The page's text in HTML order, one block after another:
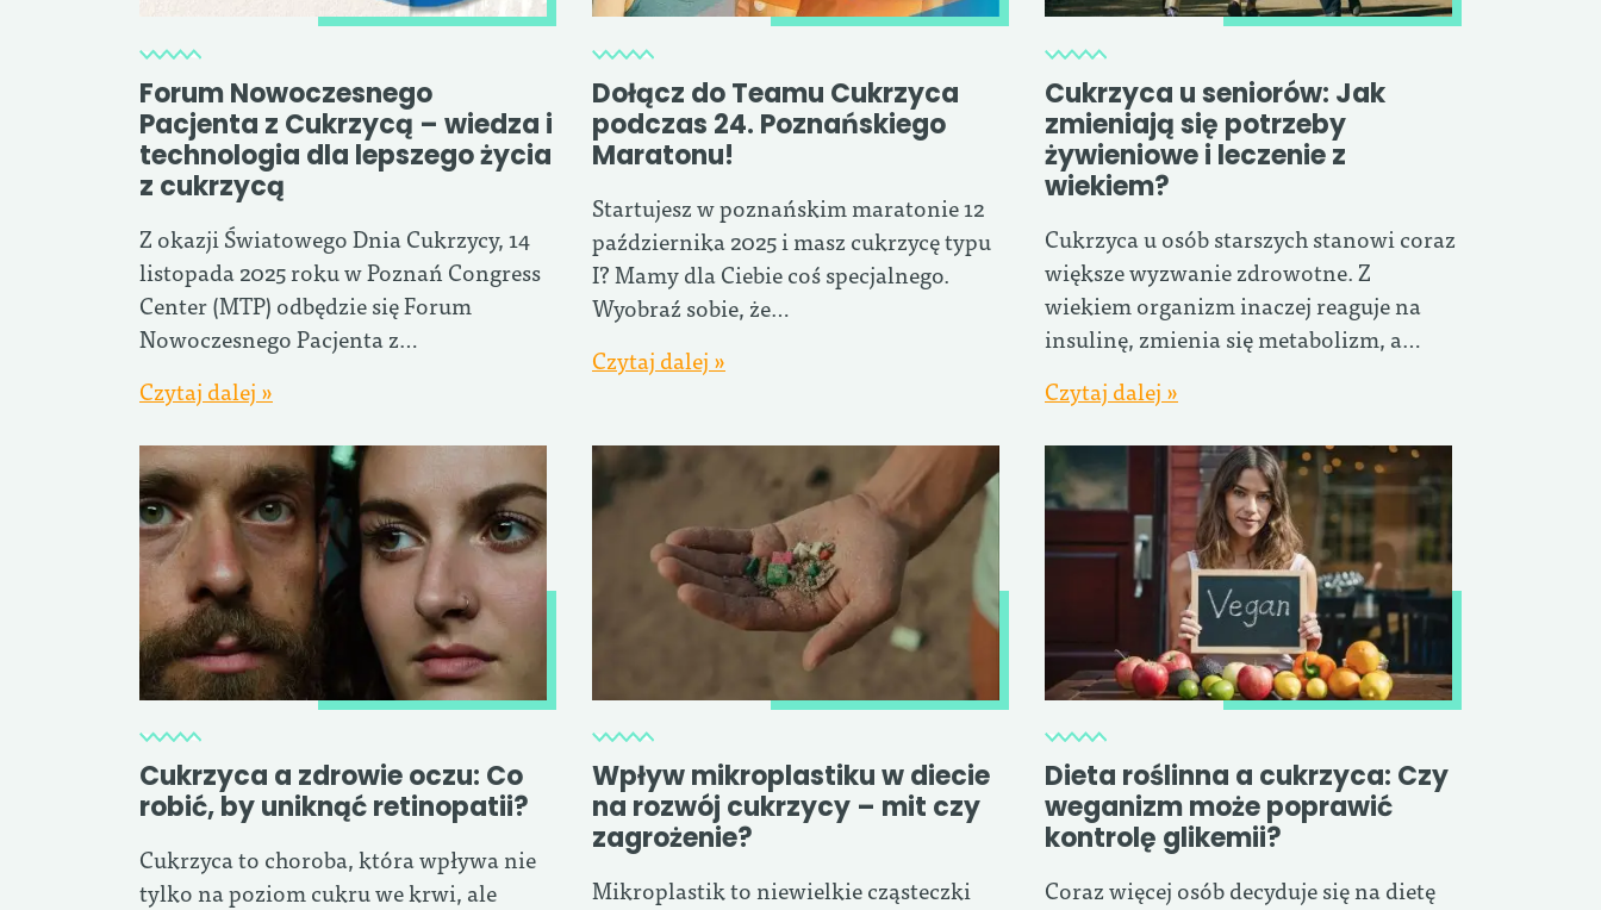
Forum Nowoczesnego
Pacjenta z Cukrzycą – wiedza i
technologia dla lepszego życia
z cukrzycą
Z okazji Światowego Dnia Cukrzycy, 14
listopada 2025 roku w Poznań Congress
Center (MTP) odbędzie się Forum
Nowoczesnego Pacjenta z…
Czytaj dalej »
Dołącz do Teamu Cukrzyca
podczas 24. Poznańskiego
Maratonu!
Startujesz w poznańskim maratonie 12
października 2025 i masz cukrzycę typu
I? Mamy dla Ciebie coś specjalnego.
Wyobraź sobie, że…
Czytaj dalej »
Cukrzyca u seniorów: Jak
zmieniają się potrzeby
żywieniowe i leczenie z
wiekiem?
Cukrzyca u osób starszych stanowi coraz
większe wyzwanie zdrowotne. Z
wiekiem organizm inaczej reaguje na
insulinę, zmienia się metabolizm, a…
Czytaj dalej »
Cukrzyca a zdrowie oczu: Co
robić, by uniknąć retinopatii?
Cukrzyca to choroba, która wpływa nie
tylko na poziom cukru we krwi, ale
Wpływ mikroplastiku w diecie
na rozwój cukrzycy – mit czy
zagrożenie?
Mikroplastik to niewielkie cząsteczki
Dieta roślinna a cukrzyca: Czy
weganizm może poprawić
kontrolę glikemii?
Coraz więcej osób decyduje się na dietę